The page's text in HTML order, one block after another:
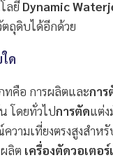
ลยี Dynamic
ถุดิบได้อีกด้วย
ด
ทคือ การผลิตและการ
โดยทั่วไปการตัดแต่ง
วามเที่ยงตรงสูงสำหรั
ลิต เครื่องตัดวอเตอร์